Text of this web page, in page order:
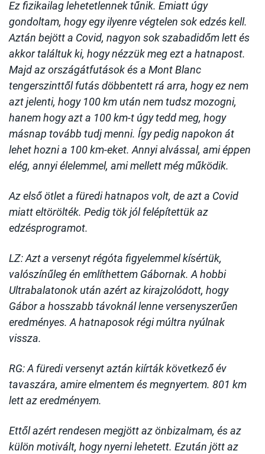
Ez fizikailag lehetetlennek tűnik. Emiatt úgy
gondoltam, hogy egy ilyenre végtelen sok edzés kell.
Aztán bejött a Covid, nagyon sok szabadidőm lett és
akkor találtuk ki, hogy nézzük meg ezt a hatnapost.
Majd az országátfutások és a Mont Blanc
tengerszinttől futás döbbentett rá arra, hogy ez nem
azt jelenti, hogy 100 km után nem tudsz mozogni,
hanem hogy azt a 100 km-t úgy tedd meg, hogy
másnap tovább tudj menni. Így pedig napokon át
lehet hozni a 100 km-eket. Annyi alvással, ami éppen
elég, annyi élelemmel, ami mellett még működik.
Az első ötlet a füredi hatnapos volt, de azt a Covid
miatt eltörölték. Pedig tök jól felépítettük az
edzésprogramot.
LZ: Azt a versenyt régóta figyelemmel kísértük,
valószínűleg én említhettem Gábornak. A hobbi
Ultrabalatonok után azért az kirajzolódott, hogy
Gábor a hosszabb távoknál lenne versenyszerűen
eredményes. A hatnaposok régi múltra nyúlnak
vissza.
RG: A füredi versenyt aztán kiírták következő év
tavaszára, amire elmentem és megnyertem. 801 km
lett az eredményem.
Ettől azért rendesen megjött az önbizalmam, és az
külön motivált, hogy nyerni lehetett. Ezután jött az